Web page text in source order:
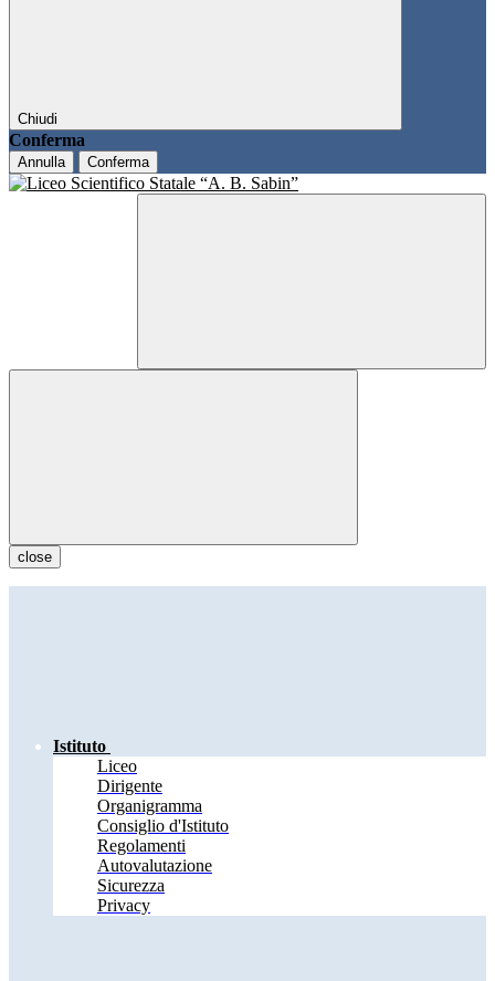
Chiudi
Conferma
Annulla Conferma
close
Istituto
Liceo
Dirigente
Organigramma
Consiglio d'Istituto
Regolamenti
Autovalutazione
Sicurezza
Privacy